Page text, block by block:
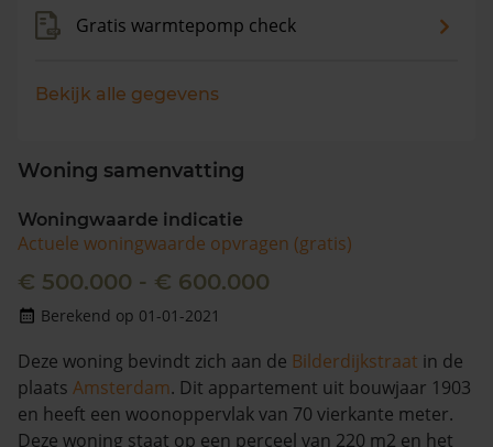
Gratis warmtepomp check
Bekijk alle gegevens
Woning samenvatting
Woningwaarde indicatie
Actuele woningwaarde opvragen (gratis)
€ 500.000 - € 600.000
Berekend op 01-01-2021
Deze woning bevindt zich aan de Bilderdijkstraat in de
plaats Amsterdam. Dit appartement uit bouwjaar 1903
en heeft een woonoppervlak van 70 vierkante meter.
Deze woning staat op een perceel van 220 m2 en het